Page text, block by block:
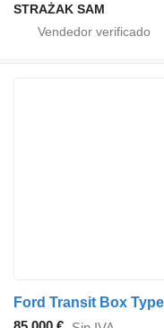
STRAŻAK SAM
Ford Transit Box